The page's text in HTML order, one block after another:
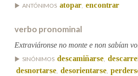
BUSCAR NO CONTIDO
Nas definicións
ANTÓNIMOS atopar, encontrar
verbo pronominal
Extraviáronse no monte e non sabían
SINÓNIMOS descamiñarse,
desnortarse, desorientarse,